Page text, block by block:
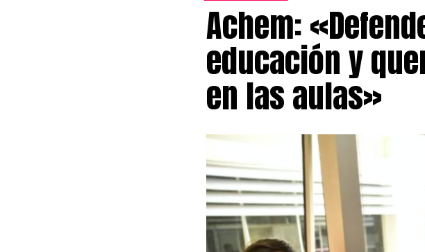
Achem:
educación y
en las aulas»